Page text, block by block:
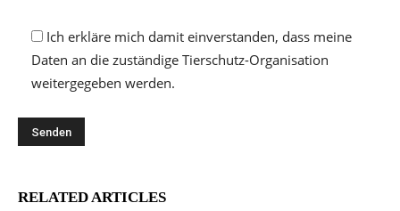
Ich erkläre mich damit einverstanden, dass meine
Daten an die zuständige Tierschutz-Organisation
weitergegeben werden.
RELATED ARTICLES